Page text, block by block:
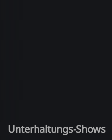
Unterhaltungs-Shows